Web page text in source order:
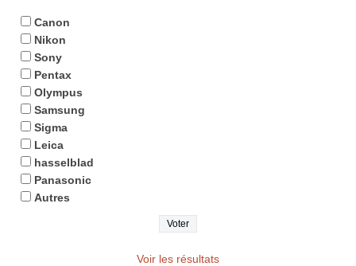
Canon
Nikon
Sony
Pentax
Olympus
Samsung
Sigma
Leica
hasselblad
Panasonic
Autres
Voir les résultats